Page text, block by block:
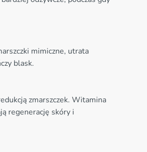
mimiczne, utrata
blask.
zmarszczek. Witamina
regenerację skóry i